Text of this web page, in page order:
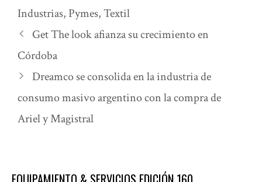
Industrias, Pymes,Textil
Get The look afianza su crecimiento en
Córdoba
Dreamco se consolida en la industria de
consumo masivo argentino con la compra de
Ariel y Magistral